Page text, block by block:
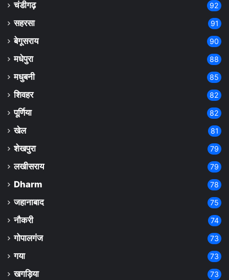
चंडीगढ़ 92
सहरसा 91
बेगूसराय 90
मधेपुरा 88
मधुबनी 85
शिवहर 82
पूर्णिया 82
खेल 81
शेखपुरा 79
लखीसराय 79
Dharm 78
जहानाबाद 75
नौकरी 74
गोपालगंज 73
गया 73
खगड़िया 73